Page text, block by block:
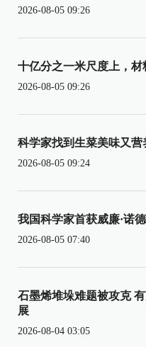
2026-08-05 09:26
十亿分之一米尺度上，材
2026-08-05 09:26
科学家找到生菜美味又营
2026-08-05 09:24
我国科学家首获威廉·诺
2026-08-05 07:40
石墨烯堆垛难题被攻克
展
2026-08-04 03:05